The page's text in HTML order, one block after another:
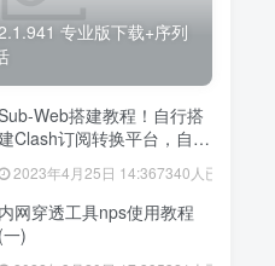
专业版下载+序列
Web搭建教程！自行搭
Clash订阅转换平台，自建
后端！妈妈再
也不担心我的机场订阅节点
信息泄露了！
2023年4月25日 14:367340人已阅读
内网穿透工具nps使用教程
(一)